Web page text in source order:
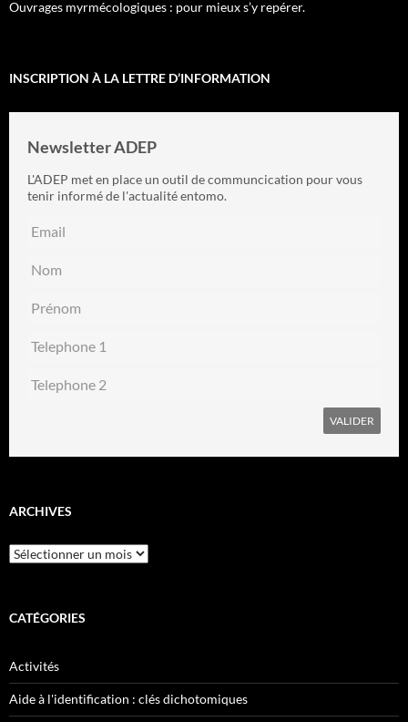
Ouvrages myrmécologiques : pour mieux s’y repérer.
INSCRIPTION À LA LETTRE D’INFORMATION
Newsletter ADEP
L'ADEP met en place un outil de communcication pour vous
tenir informé de l'actualité entomo.
ARCHIVES
Archives
CATÉGORIES
Activités
Aide à l'identification : clés dichotomiques